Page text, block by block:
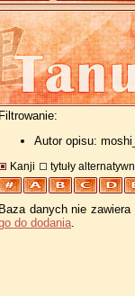
Filtrowanie:
Autor opisu:
Kanji tytuły
Baza danych nie
do dodania.